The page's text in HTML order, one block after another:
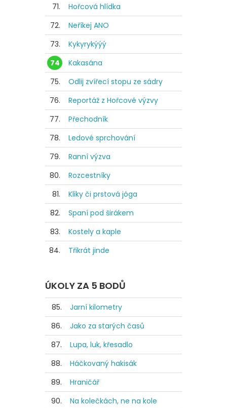
71.
Hořcová hlídka
72.
Neříkej ANO
73.
Kykyrykýýý
74
Kakasána
75.
Odlij zvířecí stopu ze sádry
76.
Reportáž z Hořcové výzvy
77.
Přechodník
78.
Ledové sprchování
79.
Ranní výzva
80.
Rozcestníky
81.
Kliky či prstová jóga
82.
Spaní pod širákem
83.
Kostely a kaple
84.
Třikrát jinde
ÚKOLY ZA 5 BODŮ
85.
Jarní kilometry
86.
Jako za starých časů
87.
Lupa, luk, křesadlo
88.
Háčkovaný hakisák
89.
Hraničář
90.
Na kolečkách, ne na kole